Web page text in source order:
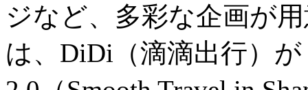
ジなど、多彩な企画が
は、DiDi（滴滴出行）